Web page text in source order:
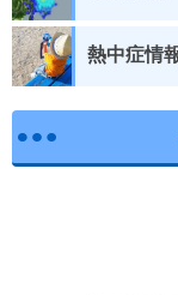
熱中症情